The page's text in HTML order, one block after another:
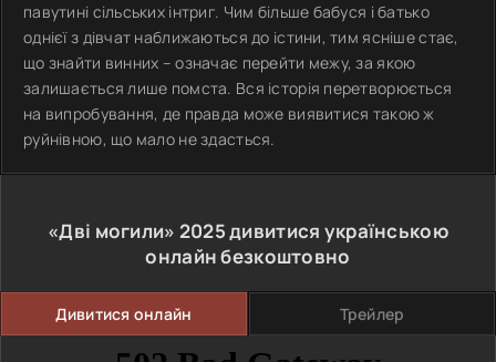
павутині сільських інтриг. Чим більше бабуся і батько
однієї з дівчат наближаються до істини, тим ясніше стає,
що знайти винних – означає перейти межу, за якою
залишається лише помста. Вся історія перетворюється
на випробування, де правда може виявитися такою ж
руйнівною, що мало не здасться.
«Дві могили» 2025дивитися українською
онлайн безкоштовно
Дивитися онлайн Трейлер